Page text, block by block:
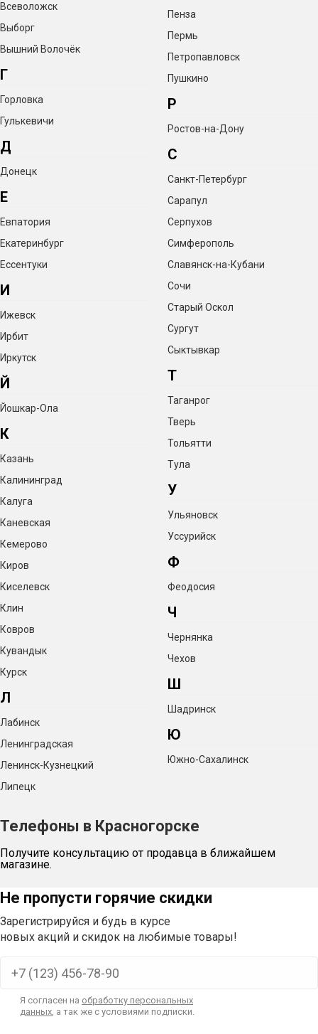
Всеволожск
Выборг
Вышний Волочёк
Г
Горловка
Гулькевичи
Д
Донецк
Е
Евпатория
Екатеринбург
Ессентуки
И
Ижевск
Ирбит
Иркутск
Й
Йошкар-Ола
К
Казань
Калининград
Калуга
Каневская
Кемерово
Киров
Киселевск
Клин
Ковров
Кувандык
Курск
Л
Лабинск
Ленинградская
Ленинск-Кузнецкий
Липецк
Пенза
Пермь
Петропавловск
Пушкино
Р
Ростов-на-Дону
С
Санкт-Петербург
Сарапул
Серпухов
Симферополь
Славянск-на-Кубани
Сочи
Старый Оскол
Сургут
Сыктывкар
Т
Таганрог
Тверь
Тольятти
Тула
У
Ульяновск
Уссурийск
Ф
Феодосия
Ч
Чернянка
Чехов
Ш
Шадринск
Ю
Южно-Сахалинск
Телефоны в Красногорске
Получите консультацию от продавца в ближайшем
магазине.
Не пропусти горячие скидки
Зарегистрируйся и будь в курсе
новых акций и скидок на любимые товары!
Я согласен на обработку персональных
данных, а так же с условиями подписки.